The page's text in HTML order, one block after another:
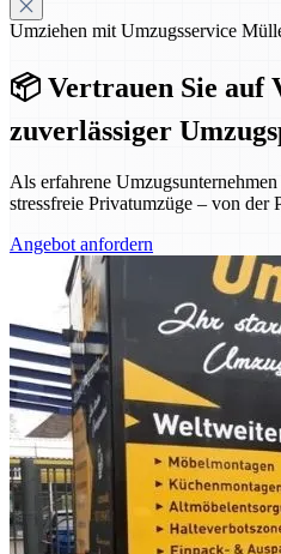
Umziehen mit Umzugsservice
📦 Vertrauen Sie auf
zuverlässiger
Als erfahrene
stressfreie Privatumzüge – von der
Angebot anfordern